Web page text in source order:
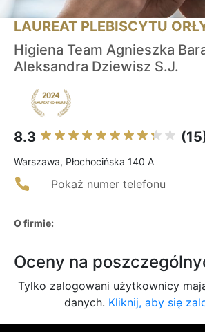
LAUREAT PLEBISCYTU
Higiena Team Agnieszka
Aleksandra Dziewisz S.J.
8.3
Warszawa, Płochocińska 140 A
Pokaż numer telefonu
O firmie:
Oceny na
Tylko zalogowani użytkownicy
danych. Kliknij, aby się